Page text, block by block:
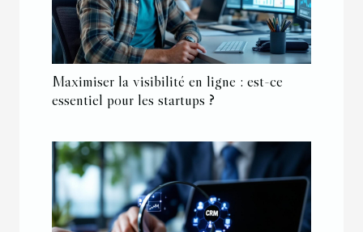
Maximiser la visibilité en ligne : est-ce
essentiel pour les startups ?